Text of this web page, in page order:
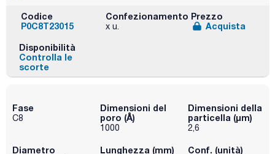
Codice
P0C8T23015
Confezionamento
x u.
Prezzo
Acquista
Disponibilità
Controlla le
scorte
Fase
C8
Dimensioni del
poro (Å)
1000
Dimensioni della
particella (μm)
2,6
Diametro
Lunghezza (mm) Conf. (unità)